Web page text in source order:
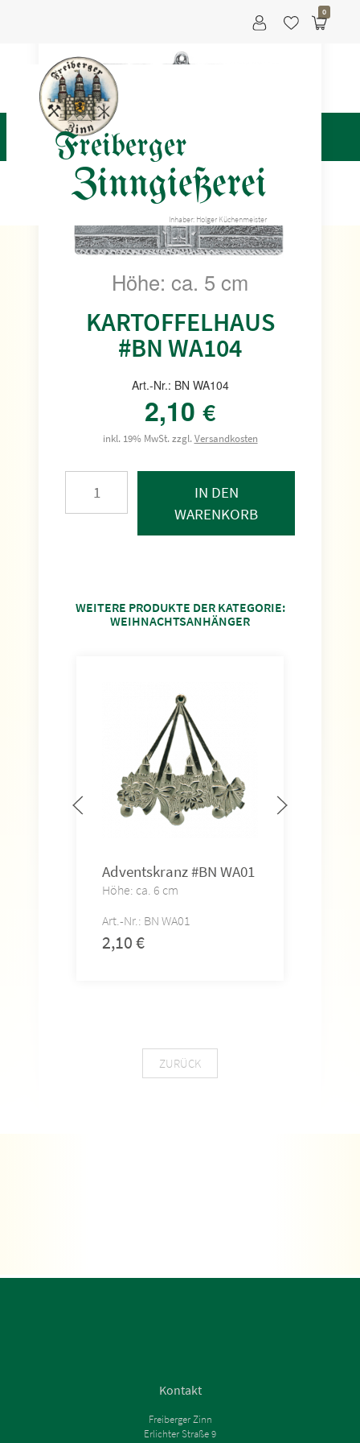
Freiberger
Zinngießerei
Inhaber: Holger Küchenmeister
0
Höhe: ca. 5 cm
KARTOFFELHAUS
#BN WA104
Art.-Nr.: BN WA104
2,10 €
inkl. 19% MwSt. zzgl.Versandkosten
IN DEN
WARENKORB
WEITERE PRODUKTE DER KATEGORIE:
WEIHNACHTSANHÄNGER
Adventskranz #BN WA01
Höhe: ca. 6 cm
Art.-Nr.: BN WA01
2,10€
ZURÜCK
Kontakt
Freiberger Zinn
Erlichter Straße 9